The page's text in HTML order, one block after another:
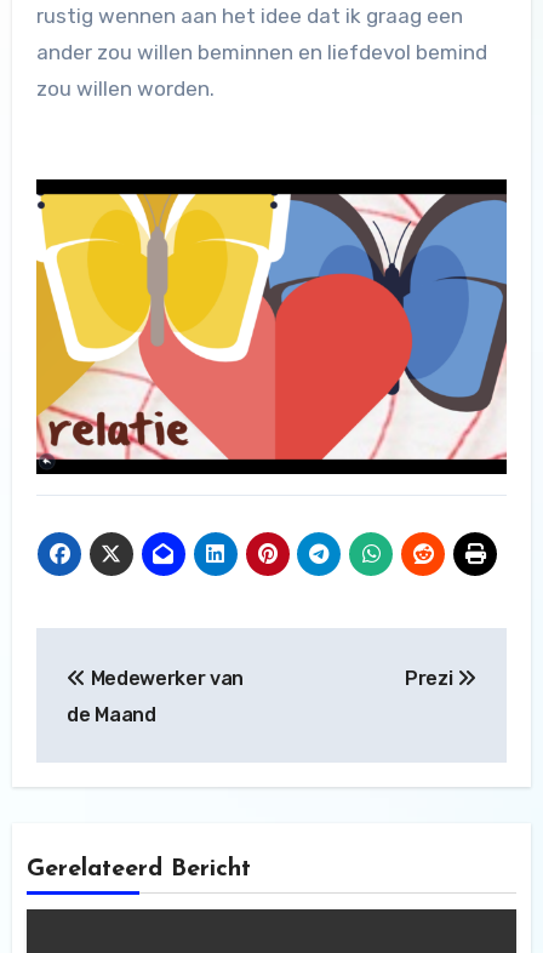
rustig wennen aan het idee dat ik graag een
ander zou willen beminnen en liefdevol bemind
zou willen worden.
navigatie
Medewerker van
de Maand
Prezi
Gerelateerd Bericht